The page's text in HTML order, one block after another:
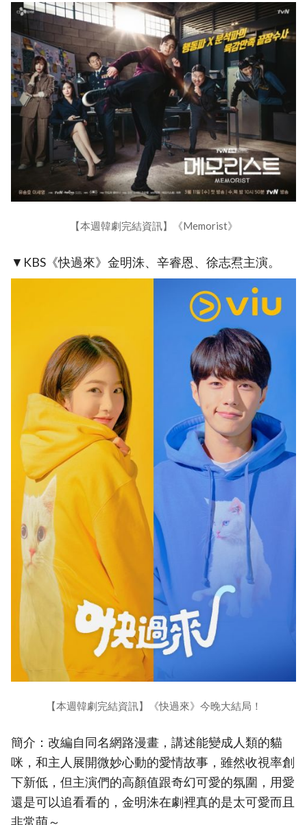
【本週韓劇完結資訊】《Memorist》
▼KBS《快過來》金明洙、辛睿恩、徐志焄主演。
【本週韓劇完結資訊】《快過來》今晚大結局！
簡介：改編自同名網路漫畫，講述能變成人類的貓
咪，和主人展開微妙心動的愛情故事，雖然收視率創
下新低，但主演們的高顏值跟奇幻可愛的氛圍，用愛
還是可以追看看的，金明洙在劇裡真的是太可愛而且
非常萌～。